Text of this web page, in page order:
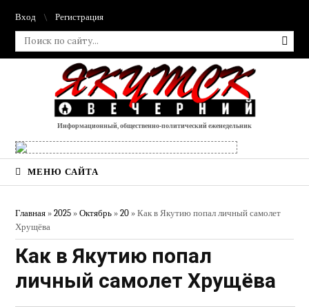
Вход Регистрация
Информационный, общественно-политический еженедельник
МЕНЮ САЙТА
Главная »2025 » Октябрь » 20 » Как в Якутию попал личный самолет
Хрущёва
Как в Якутию попал
личный самолет Хрущёва